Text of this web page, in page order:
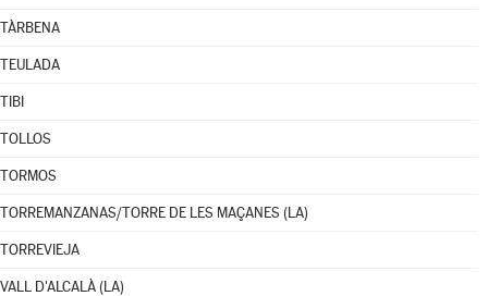
TÀRBENA
TEULADA
TIBI
TOLLOS
TORMOS
TORREMANZANAS/TORRE DE LES MAÇANES (LA)
TORREVIEJA
VALL D'ALCALÀ (LA)